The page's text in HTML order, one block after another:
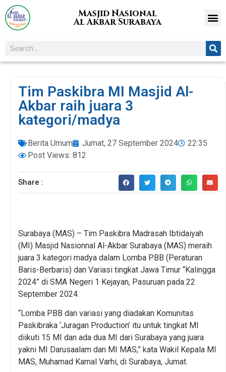
Masjid Nasional
Al Akbar Surabaya
Tim Paskibra MI Masjid Al-
Akbar raih juara 3
kategori/madya
Berita Umum Jumat, 27 September 2024
22:35
Post Views: 812
Share :
Surabaya (MAS) – Tim Paskibra Madrasah Ibtidaiyah
(MI) Masjid Nasionnal Al-Akbar Surabaya (MAS) meraih
juara 3 kategori madya dalam Lomba PBB (Peraturan
Baris-Berbaris) dan Variasi tingkat Jawa Timur “Kalingga
2024” di SMA Negeri 1 Kejayan, Pasuruan pada 22
September 2024.
“Lomba PBB dan variasi yang diadakan Komunitas
Paskibraka ‘Juragan Production’ itu untuk tingkat MI
diikuti 15 MI dan ada dua MI dari Surabaya yang juara
yakni MI Darusaalam dan MI MAS,” kata Wakil Kepala MI
MAS, Muhamad Kamal Varhi, di Surabaya, Jumat.